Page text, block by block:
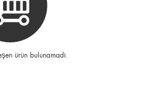
ürün bulunamadı.